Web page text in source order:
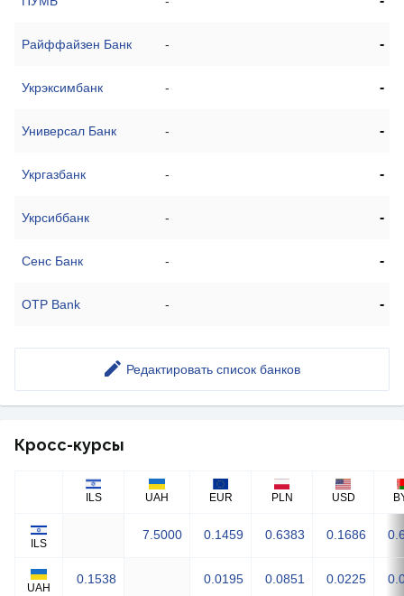
Райффайзен Банк - -
Укрэксимбанк - -
Универсал Банк - -
Укргазбанк - -
Укрсиббанк - -
Сенс Банк - -
OTP Bank - -
Редактировать список банков
Кросс-курсы
ILS UAH EUR PLN USD
ILS
7.5000 0.1459 0.6383 0.1686
UAH
0.1538 0.0195 0.0851 0.0225